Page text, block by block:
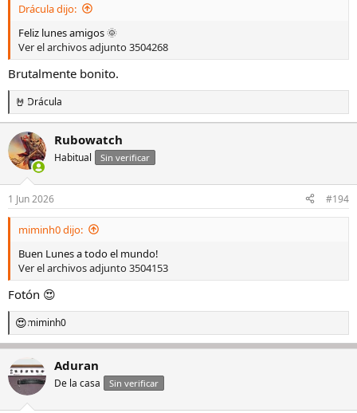
Drácula dijo:
Feliz lunes amigos 🌞
Ver el archivos adjunto 3504268
Brutalmente bonito.
R
e
a
c
c
o
n
e
Drácula
Rubowatch
Habitual Sin verificar
1 Jun 2026 #194
miminh0 dijo:
Buen Lunes a todo el mundo!
Ver el archivos adjunto 3504153
Fotón 😍
R
e
c
c
i
miminh0
Aduran
De la casa Sin verificar